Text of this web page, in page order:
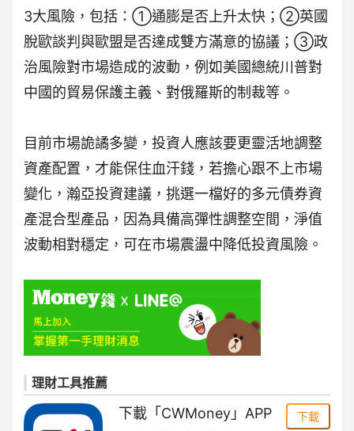
3大風險，包括：①通膨是否上升太快；②英國
脫歐談判與歐盟是否達成雙方滿意的協議；③政
治風險對市場造成的波動，例如美國總統川普對
中國的貿易保護主義、對俄羅斯的制裁等。
目前市場詭譎多變，投資人應該要更靈活地調整
資產配置，才能保住血汗錢，若擔心跟不上市場
變化，瀚亞投資建議，挑選一檔好的多元債券資
產混合型產品，因為具備高彈性調整空間，淨值
波動相對穩定，可在市場震盪中降低投資風險。
理財工具推薦
下載「CWMoney」APP 下載